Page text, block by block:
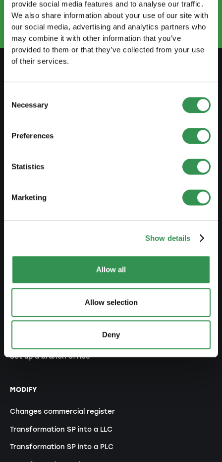
provide social media features and to analyse our traffic.
We also share information about your use of our site with
our social media, advertising and analytics partners who
may combine it with other information that you’ve
provided to them or that they’ve collected from your use
of their services.
Selection
Necessary
Preferences
Statistics
Marketing
Show details
Allow all
Allow selection
Deny
Book an appointment
+4152 269 30 80
PREPARE
Guide to self-employment
Fiscal aspects
Free courses
Set up a sole proprietorship
Set up a LLC
Set up a general proprietorship
Set up a branch office
MODIFY
Changes commercial register
Transformation SP into a LLC
Transformation SP into a PLC